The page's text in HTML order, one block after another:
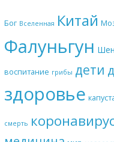
Бог Вселенная Китай
Фалуньгун
воспитание грибы дети
здоровье
смерть